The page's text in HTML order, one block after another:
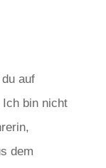
auf
bin nicht
dem